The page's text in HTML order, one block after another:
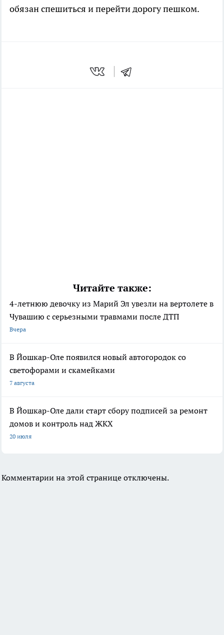
обязан спешиться и перейти дорогу пешком.
Читайте также:
4-летнюю девочку из Марий Эл увезли на вертолете в
Чувашию с серьезными травмами после ДТП
Вчера
В Йошкар-Оле появился новый автогородок со
светофорами и скамейками
7 августа
В Йошкар-Оле дали старт сбору подписей за ремонт
домов и контроль над ЖКХ
20 июля
Комментарии на этой странице отключены.